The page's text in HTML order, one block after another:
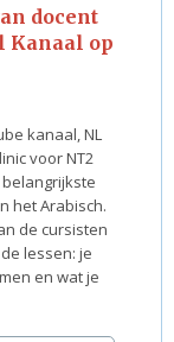
docent
Kanaal op
kanaal, NL
voor NT2
het Arabisch.
de cursisten
lessen: je
en wat je